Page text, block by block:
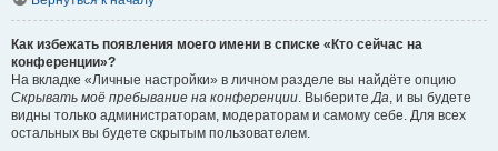
Как избежать появления моего имени в списке «Кто сейчас на
конференции»?
На вкладке «Личные настройки» в личном разделе вы найдёте опцию
Скрывать моё пребывание на конференции. ВыберитеДа, и вы будете
видны только администраторам, модераторам и самому себе. Для всех
остальных вы будете скрытым пользователем.